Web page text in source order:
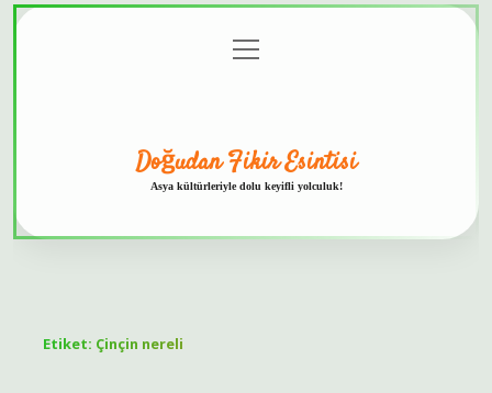
menüyü
aç
Doğudan Fikir Esintisi
Asya kültürleriyle dolu keyifli yolculuk!
Etiket: Çinçin nereli